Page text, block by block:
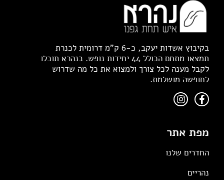
בקיבוץ אשדות יעקב, כ-6 ק"מ דרומית לכנרת
תמצאו מתחם הכולל 44 יחידות נופש. בנהרא תוכלו
לקבל מענה לכל צורך ולמצוא את כל מה שדרוש
לחופשה מושלמת.
מפת אתר
החדרים שלנו
נהריים